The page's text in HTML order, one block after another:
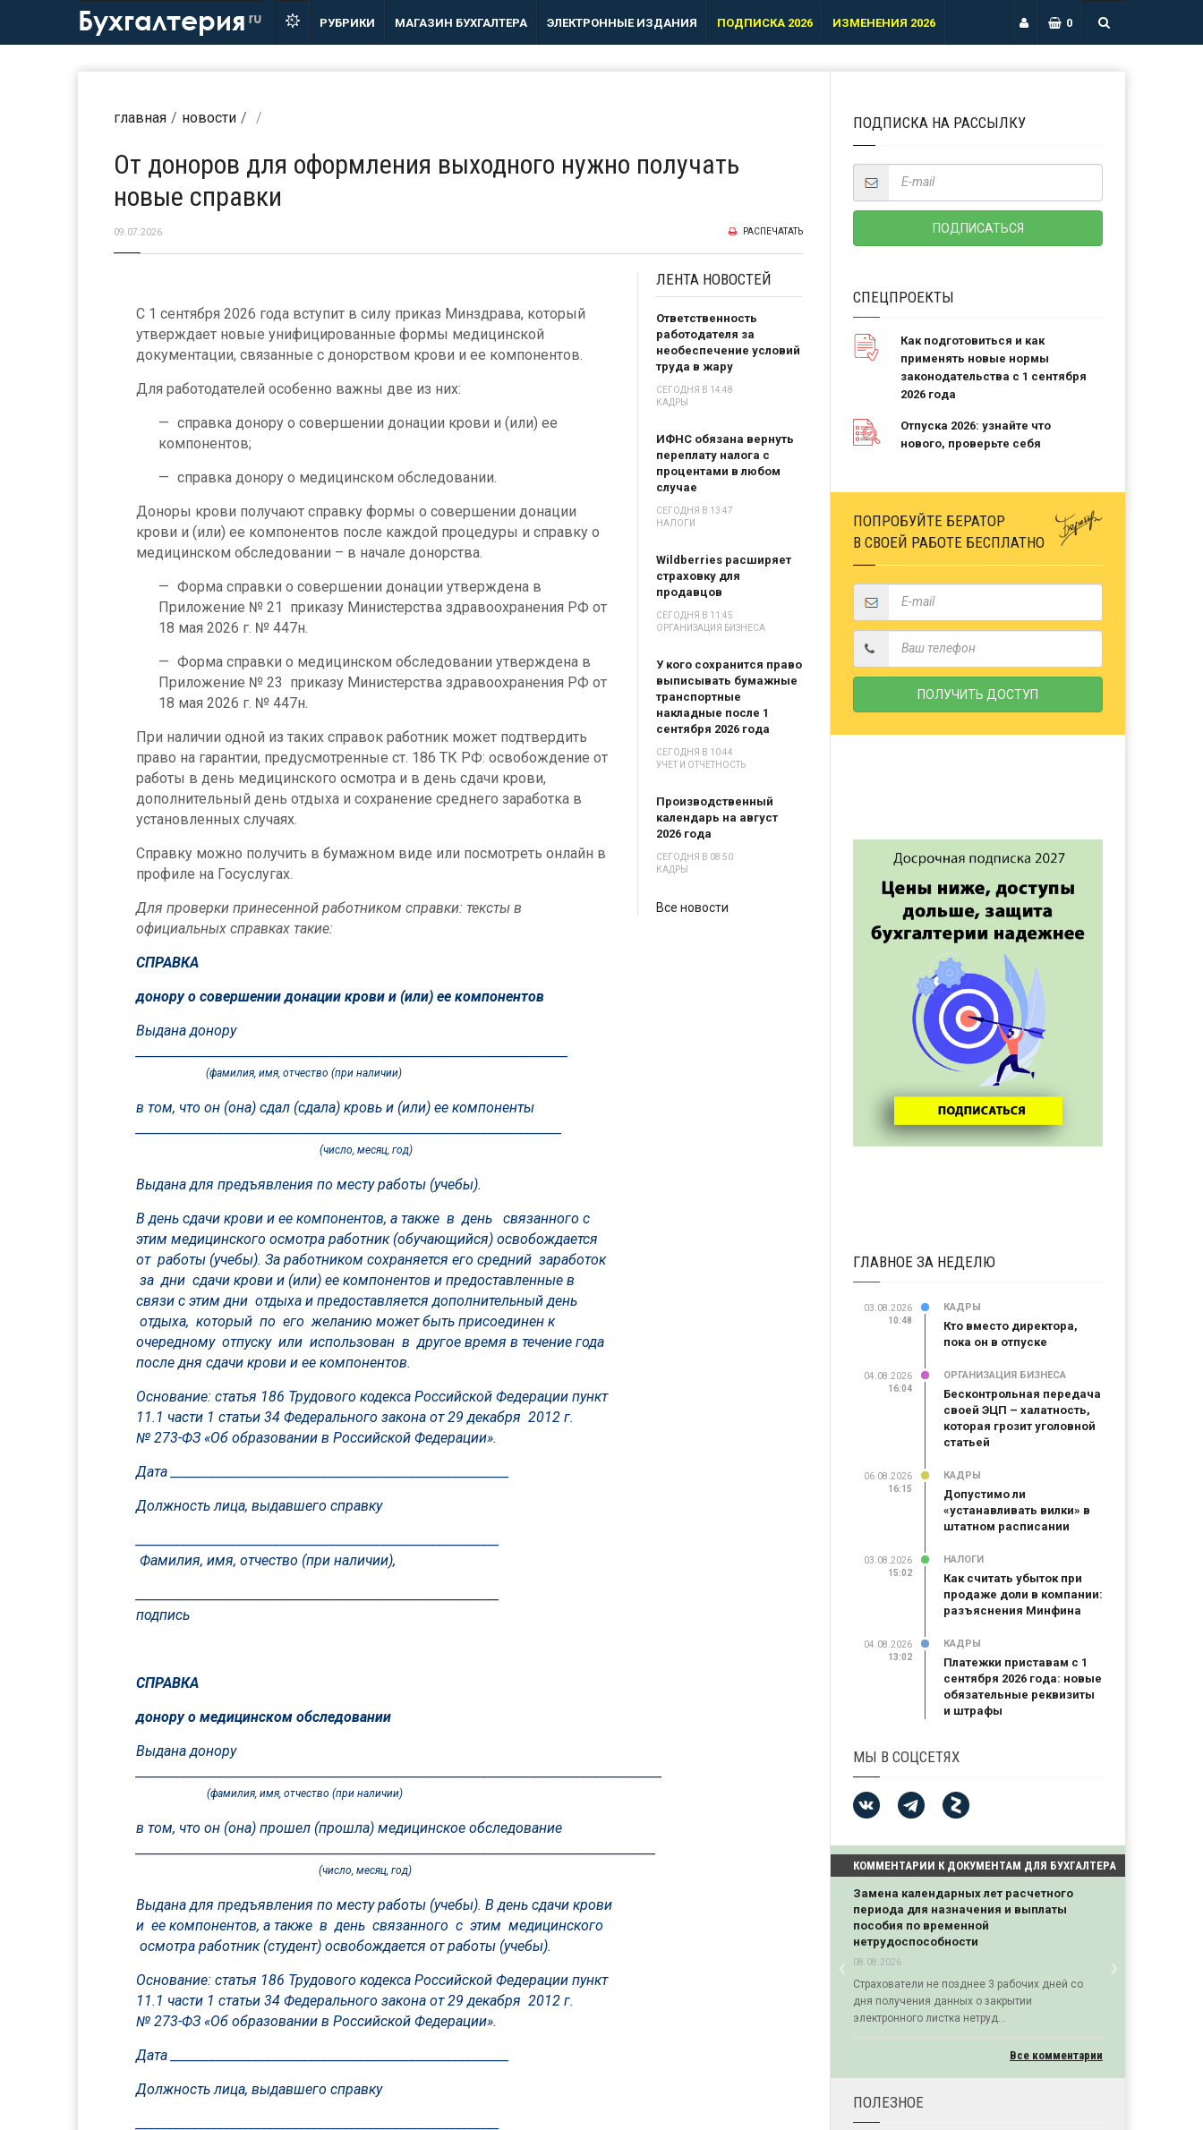
Бухгалтерия ru РУБРИКИ МАГАЗИН БУХГАЛТЕРА ЭЛЕКТРОННЫЕ ИЗДАНИЯ ПОДПИСКА 2026 ИЗМЕНЕНИЯ 2026 0
главная новости
От доноров для оформления выходного нужно получать
новые справки
09.07.2026 РАСПЕЧАТАТЬ
С 1 сентября 2026 года вступит в силу приказ Минздрава, который
утверждает новые унифицированные формы медицинской
документации, связанные с донорством крови и ее компонентов.
Для работодателей особенно важны две из них:
справка донору о совершении донации крови и (или) ее
компонентов;
справка донору о медицинском обследовании.
Доноры крови получают справку формы о совершении донации
крови и (или) ее компонентов после каждой процедуры и справку о
медицинском обследовании – в начале донорства.
Форма справки о совершении донации утверждена в
Приложение № 21 приказу Министерства здравоохранения РФ от
18 мая 2026 г. № 447н.
Форма справки о медицинском обследовании утверждена в
Приложение № 23 приказу Министерства здравоохранения РФ от
18 мая 2026 г. № 447н.
При наличии одной из таких справок работник может подтвердить
право на гарантии, предусмотренные ст. 186 ТК РФ: освобождение от
работы в день медицинского осмотра и в день сдачи крови,
дополнительный день отдыха и сохранение среднего заработка в
установленных случаях.
Справку можно получить в бумажном виде или посмотреть онлайн в
профиле на Госуслугах.
Для проверки принесенной работником справки: тексты в
официальных справках такие:
СПРАВКА
донору о совершении донации крови и (или) ее компонентов
Выдана донору
(фамилия, имя, отчество (при наличии)
в том, что он (она) сдал (сдала) кровь и (или) ее компоненты
(число, месяц, год)
Выдана для предъявления по месту работы (учебы).
В день сдачи крови и ее компонентов, а также в день связанного с
этим медицинского осмотра работник (обучающийся) освобождается
от работы (учебы). За работником сохраняется его средний заработок
за дни сдачи крови и (или) ее компонентов и предоставленные в
связи с этим дни отдыха и предоставляется дополнительный день
отдыха, который по его желанию может быть присоединен к
очередному отпуску или использован в другое время в течение года
после дня сдачи крови и ее компонентов.
Основание: статья 186 Трудового кодекса Российской Федерации пункт
11.1 части 1 статьи 34 Федерального закона от 29 декабря 2012 г.
№ 273-ФЗ «Об образовании в Российской Федерации».
Дата ______________________________________________________
Должность лица, выдавшего справку
Фамилия, имя, отчество (при наличии),
подпись
СПРАВКА
донору о медицинском обследовании
Выдана донору
(фамилия, имя, отчество (при наличии)
в том, что он (она) прошел (прошла) медицинское обследование
(число, месяц, год)
Выдана для предъявления по месту работы (учебы). В день сдачи крови
и ее компонентов, а также в день связанного с этим медицинского
осмотра работник (студент) освобождается от работы (учебы).
Основание: статья 186 Трудового кодекса Российской Федерации пункт
11.1 части 1 статьи 34 Федерального закона от 29 декабря 2012 г.
№ 273-ФЗ «Об образовании в Российской Федерации».
Дата ______________________________________________________
Должность лица, выдавшего справку
ЛЕНТА НОВОСТЕЙ
Ответственность
работодателя за
необеспечение условий
труда в жару
СЕГОДНЯ В 14:48
КАДРЫ
ИФНС обязана вернуть
переплату налога с
процентами в любом
случае
СЕГОДНЯ В 13:47
НАЛОГИ
Wildberries расширяет
страховку для
продавцов
СЕГОДНЯ В 11:45
ОРГАНИЗАЦИЯ БИЗНЕСА
У кого сохранится право
выписывать бумажные
транспортные
накладные после 1
сентября 2026 года
СЕГОДНЯ В 10:44
УЧЕТ И ОТЧЕТНОСТЬ
Производственный
календарь на август
2026 года
СЕГОДНЯ В 08:50
КАДРЫ
Все новости
ПОДПИСКА НА РАССЫЛКУ
СПЕЦПРОЕКТЫ
Как подготовиться и как
применять новые нормы
законодательства с 1 сентября
2026 года
Отпуска 2026: узнайте что
нового, проверьте себя
ПОПРОБУЙТЕ БЕРАТОР
В СВОЕЙ РАБОТЕ БЕСПЛАТНО
ГЛАВНОЕ ЗА НЕДЕЛЮ
03.08.2026
10:48
КАДРЫ
Кто вместо директора,
пока он в отпуске
04.08.2026
16:04
ОРГАНИЗАЦИЯ БИЗНЕСА
Бесконтрольная передача
своей ЭЦП – халатность,
которая грозит уголовной
статьей
06.08.2026
16:15
КАДРЫ
Допустимо ли
«устанавливать вилки» в
штатном расписании
03.08.2026
15:02
НАЛОГИ
Как считать убыток при
продаже доли в компании:
разъяснения Минфина
04.08.2026
13:02
КАДРЫ
Платежки приставам с 1
сентября 2026 года: новые
обязательные реквизиты
и штрафы
МЫ В СОЦСЕТЯХ
КОММЕНТАРИИ К ДОКУМЕНТАМ ДЛЯ БУХГАЛТЕРА
Замена календарных лет расчетного
периода для назначения и выплаты
пособия по временной
нетрудоспособности
08.08.2026
Страхователи не позднее 3 рабочих дней со
дня получения данных о закрытии
электронного листка нетруд...
‹Previous ›Next
Все комментарии
ПОЛЕЗНОЕ